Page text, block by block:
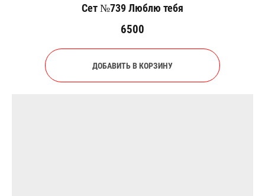
Сет №739 Люблю тебя
6500
ДОБАВИТЬ В КОРЗИНУ